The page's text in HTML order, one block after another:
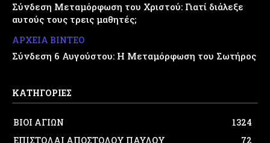
Σύνδεση Μεταμόρφωση του Χριστού: Γιατί διάλεξε
αυτούς τους τρεις μαθητές;
ΑΡΧΕΙΑ ΒΙΝΤΕΟ
Σύνδεση 6 Αυγούστου: Η Μεταμόρφωση του Σωτήρος
ΚΑΤΗΓΟΡΙΕΣ
ΒΙΟΙ ΑΓΙΩΝ
1324
ΕΠΙΣΤΟΛΑΙ ΑΠΟΣΤΟΛΟΥ ΠΑΥΛΟΥ
72